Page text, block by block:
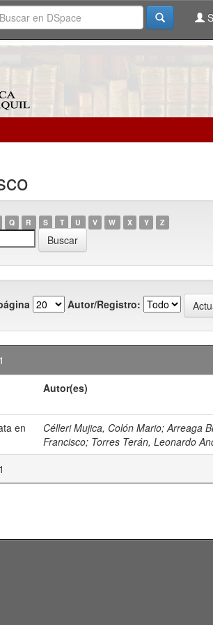
Q R S T U V W X Y Z
Autor/Registro:
Autor(es)
en
Célleri Mujica, Colón Mario;Arreaga
Francisco; Torres Terán, Leonardo